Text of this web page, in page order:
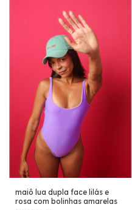
maiô lua dupla face lilás e
rosa com bolinhas amarelas